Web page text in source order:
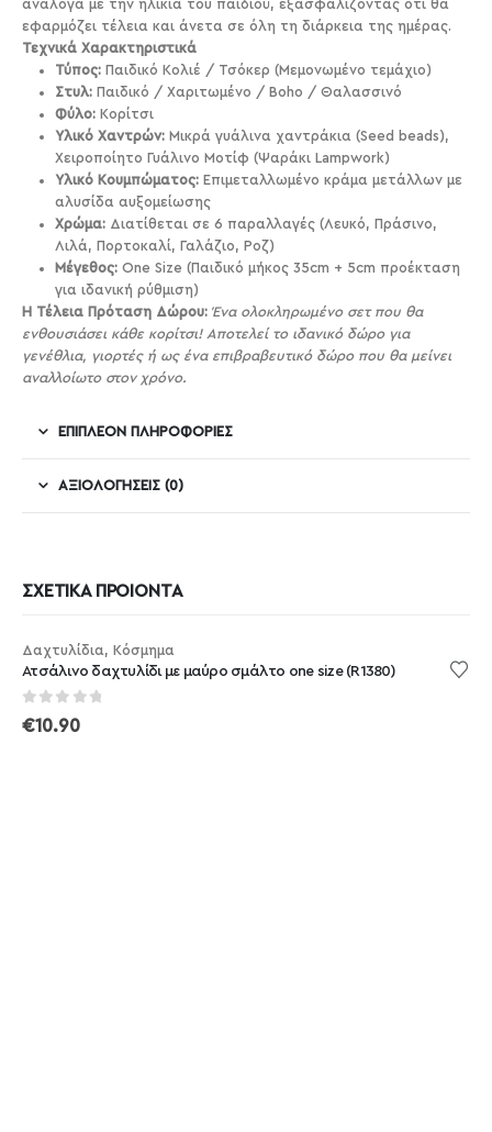
ανάλογα με την ηλικία του παιδιού, εξασφαλίζοντας ότι θα
εφαρμόζει τέλεια και άνετα σε όλη τη διάρκεια της ημέρας.
Τεχνικά Χαρακτηριστικά
Τύπος:Παιδικό Κολιέ / Τσόκερ (Μεμονωμένο τεμάχιο)
Στυλ:Παιδικό / Χαριτωμένο / Boho / Θαλασσινό
Φύλο:Κορίτσι
Υλικό Χαντρών:Μικρά γυάλινα χαντράκια (Seed beads),
Χειροποίητο Γυάλινο Μοτίφ (Ψαράκι Lampwork)
Υλικό Κουμπώματος:Επιμεταλλωμένο κράμα μετάλλων με
αλυσίδα αυξομείωσης
Χρώμα:Διατίθεται σε 6 παραλλαγές (Λευκό, Πράσινο,
Λιλά, Πορτοκαλί, Γαλάζιο, Ροζ)
Μέγεθος:One Size (Παιδικό μήκος 35cm + 5cm προέκταση
για ιδανική ρύθμιση)
Η Τέλεια Πρόταση Δώρου: Ένα ολοκληρωμένο σετ που θα
ενθουσιάσει κάθε κορίτσι! Αποτελεί το ιδανικό δώρο για
γενέθλια, γιορτές ή ως ένα επιβραβευτικό δώρο που θα μείνει
αναλλοίωτο στον χρόνο.
ΕΠΙΠΛΈΟΝ ΠΛΗΡΟΦΟΡΊΕΣ
ΑΞΙΟΛΟΓΉΣΕΙΣ (0)
ΣΧΕΤΙΚΑ ΠΡΟΙΟΝΤΑ
Δαχτυλίδια, Κόσμημα
Ατσάλινο δαχτυλίδι με μαύρο σμάλτο one size (R1380)
0out of 5
€10.90